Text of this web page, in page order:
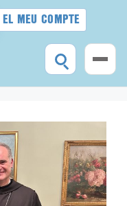
EL MEU COMPTE